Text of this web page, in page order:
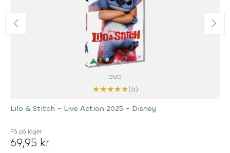
DVD
★★★★★(6)
Lilo & Stitch - Live Action 2025 - Disney
Få på lager
69,95 kr